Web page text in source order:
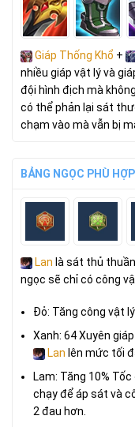
Giáp Thống Khổ +
nhiều giáp vật lý và
đội hình địch mà
có thể phản lại sát
chạm vào mà vẫn bị
BẢNG NGỌC PHÙ
Lan là sát thủ
ngọc sẽ chỉ có công
Đỏ: Tăng công vật
Xanh: 64 Xuyên
Lan lên mức tối
Lam: Tăng 10%
chạy để áp sát và
2 đau hơn.